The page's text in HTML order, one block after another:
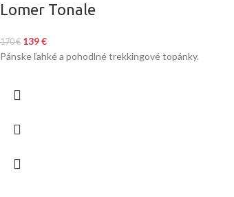
Lomer Tonale
170€ 139€
Pánske ľahké a pohodlné trekkingové topánky.